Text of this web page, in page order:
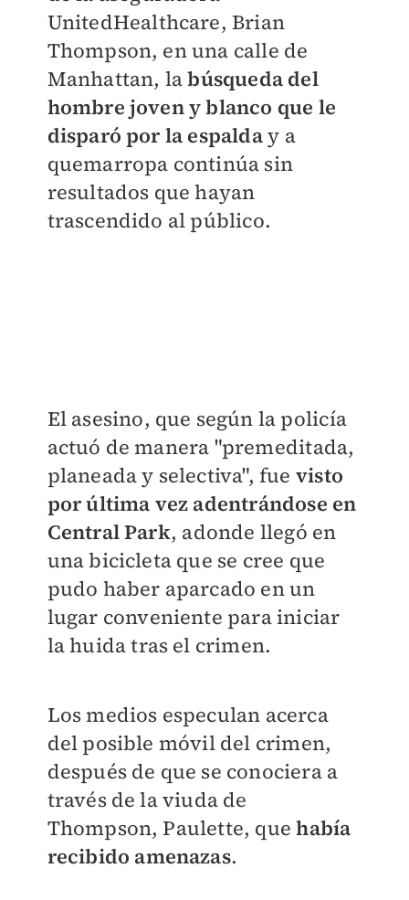
UnitedHealthcare, Brian
Thompson, en una calle de
Manhattan, labúsqueda del
hombre joven y blanco que le
disparó por la espalday a
quemarropa continúa sin
resultados que hayan
trascendido al público.
El asesino, que según la policía
actuó de manera "premeditada,
planeada y selectiva", fue visto
por última vez adentrándose en
Central Park, adonde llegó en
una bicicleta que se cree que
pudo haber aparcado en un
lugar conveniente para iniciar
la huida tras el crimen.
Los medios especulan acerca
del posible móvil del crimen,
después de que se conociera a
través de la viuda de
Thompson, Paulette, quehabía
recibido amenazas.